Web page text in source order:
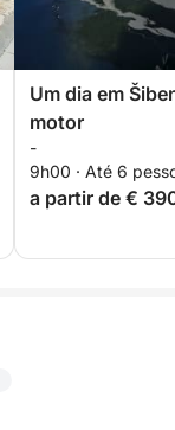
Um dia em
motor
-
9h00 · Até 6
a partir de €